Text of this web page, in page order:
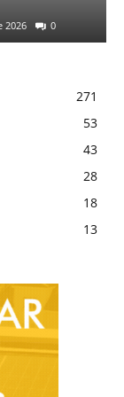
2026 0
271
53
43
28
18
13